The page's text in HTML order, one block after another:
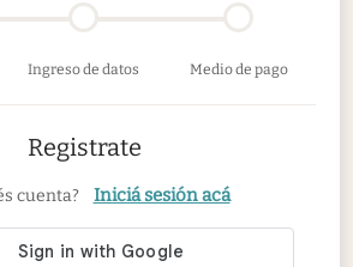
Ingreso de datos Medio de pago
Registrate
cuenta? Iniciá sesión acá